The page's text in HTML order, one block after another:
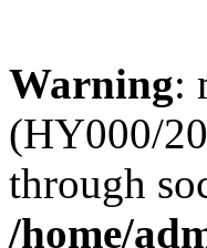
Warning:
(HY000/
through
/home/